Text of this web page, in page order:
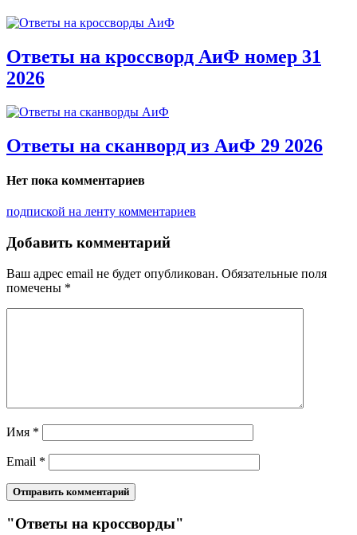
Ответы на кроссворд АиФ номер 31
2026
Ответы на сканворд из АиФ 29 2026
Нет пока комментариев
подпиской на ленту комментариев
Добавить комментарий
Ваш адрес email не будет опубликован. Обязательные поля
помечены *
Имя *
Email *
"Ответы на кроссворды"